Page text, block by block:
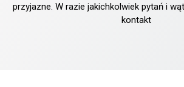
przyjazne. W razie jakichkolwiek pytań i
kontakt